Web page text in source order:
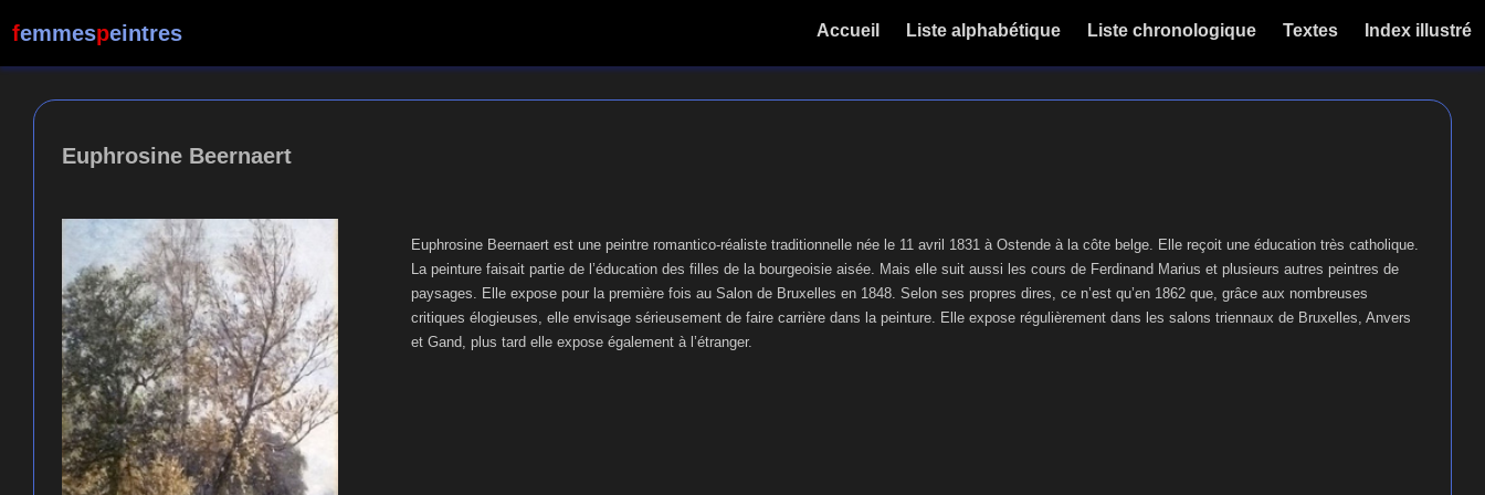
femmespeintres Accueil Liste alphabétique Liste chronologique Textes Index illustré
Euphrosine Beernaert
Euphrosine Beernaert est une peintre romantico-réaliste traditionnelle née le 11 avril 1831 à Ostende à la côte belge. Elle reçoit une éducation très catholique.
La peinture faisait partie de l’éducation des filles de la bourgeoisie aisée. Mais elle suit aussi les cours de Ferdinand Marius et plusieurs autres peintres de
paysages. Elle expose pour la première fois au Salon de Bruxelles en 1848. Selon ses propres dires, ce n’est qu’en 1862 que, grâce aux nombreuses
critiques élogieuses, elle envisage sérieusement de faire carrière dans la peinture. Elle expose régulièrement dans les salons triennaux de Bruxelles, Anvers
et Gand, plus tard elle expose également à l’étranger.